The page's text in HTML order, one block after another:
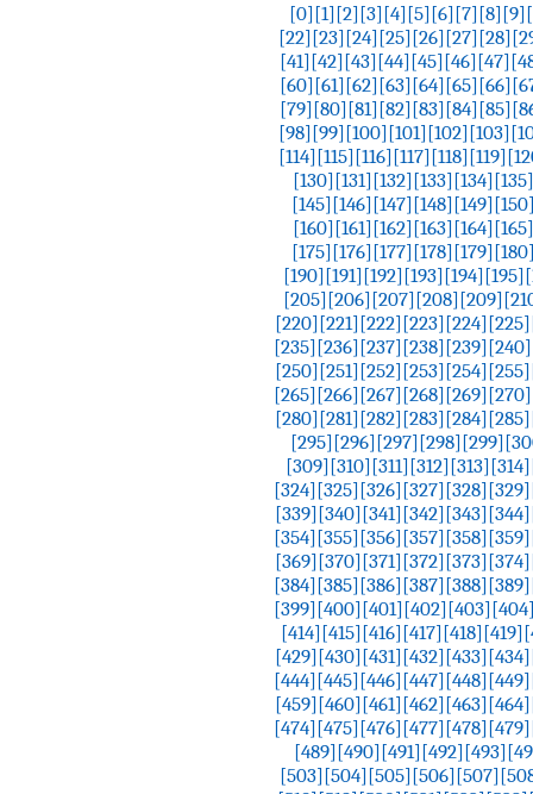
[0][1][2][3][4][5][6][7][8][9]
[22][23][24][25][26][27][28]
[41][42][43][44][45][46][47]
[60][61][62][63][64][65][66]
[79][80][81][82][83][84][85]
[98][99][100][101][102][103]
[114][115][116][117][118][119]
[130][131][132][133][134][135]
[145][146][147][148][149]
[160][161][162][163][164][165]
[175][176][177][178][179]
[190][191][192][193][194][195]
[205][206][207][208][209]
[220][221][222][223][224][225]
[235][236][237][238][239][240]
[250][251][252][253][254][255]
[265][266][267][268][269][270]
[280][281][282][283][284][285]
[295][296][297][298][299]
[309][310][311][312][313][314]
[324][325][326][327][328][329]
[339][340][341][342][343][344]
[354][355][356][357][358][359]
[369][370][371][372][373][374]
[384][385][386][387][388][389]
[399][400][401][402][403]
[414][415][416][417][418][419]
[429][430][431][432][433][434]
[444][445][446][447][448][449]
[459][460][461][462][463][464]
[474][475][476][477][478][479]
[489][490][491][492][493]
[503][504][505][506][507]